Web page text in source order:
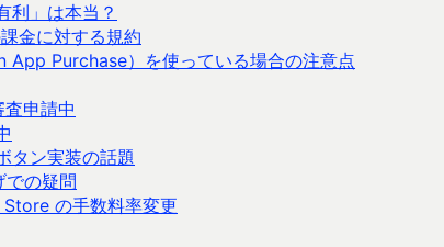
利」は本当？
金に対する規約
App Purchase）を使っている場合の注意点
申請中
タン実装の話題
の疑問
の手数料率変更